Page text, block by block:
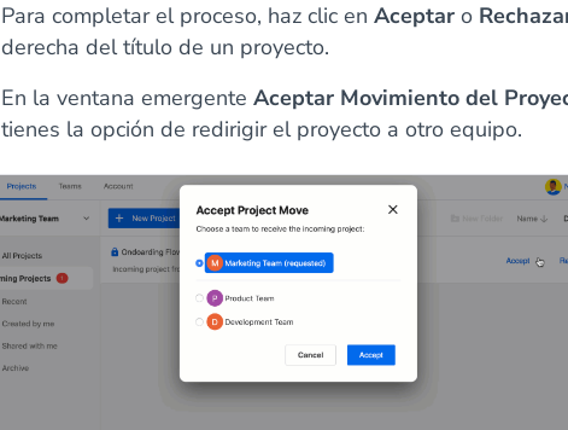
Para completar el proceso, haz clic en Aceptar o
derecha del título de un proyecto.
En la ventana emergente Aceptar Movimiento del
tienes la opción de redirigir el proyecto a otro equipo.